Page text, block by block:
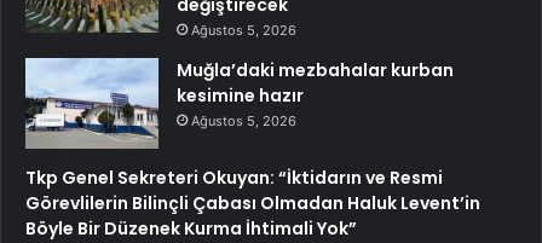
değiştirecek
Ağustos 5, 2026
Muğla’daki mezbahalar kurban
kesimine hazır
Ağustos 5, 2026
Tkp Genel Sekreteri Okuyan: “İktidarın ve Resmi
Görevlilerin Bilinçli Çabası Olmadan Haluk Levent’in
Böyle Bir Düzenek Kurma İhtimali Yok”